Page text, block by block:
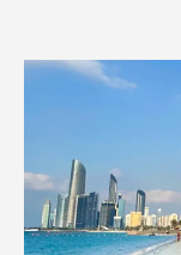
والمنتجعات